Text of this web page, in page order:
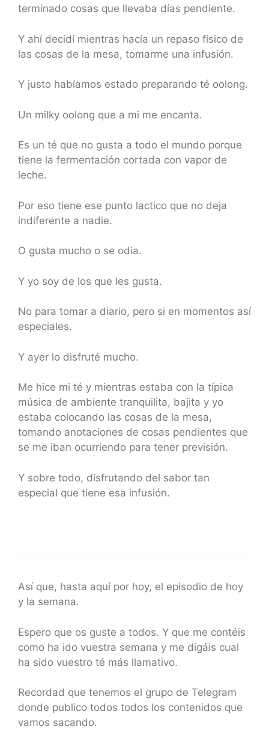
terminado cosas que llevaba días pendiente.
Y ahí decidí mientras hacía un repaso físico de
las cosas de la mesa, tomarme una infusión.
Y justo habíamos estado preparando té oolong.
Un milky oolong que a mi me encanta.
Es un té que no gusta a todo el mundo porque
tiene la fermentación cortada con vapor de
leche.
Por eso tiene ese punto lactico que no deja
indiferente a nadie.
O gusta mucho o se odia.
Y yo soy de los que les gusta.
No para tomar a diario, pero si en momentos así
especiales.
Y ayer lo disfruté mucho.
Me hice mi té y mientras estaba con la típica
música de ambiente tranquilita, bajita y yo
estaba colocando las cosas de la mesa,
tomando anotaciones de cosas pendientes que
se me iban ocurriendo para tener previsión.
Y sobre todo, disfrutando del sabor tan
especial que tiene esa infusión.
Así que, hasta aquí por hoy, el episodio de hoy
y la semana.
Espero que os guste a todos. Y que me contéis
como ha ido vuestra semana y me digáis cual
ha sido vuestro té más llamativo.
Recordad que tenemos el grupo de Telegram
donde publico todos todos los contenidos que
vamos sacando.